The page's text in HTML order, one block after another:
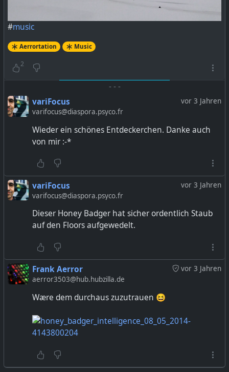
#music
Aerrortation Music
2
- - -
vor 3 Jahren
variFocus
varifocus@diaspora.psyco.fr
Wieder ein schönes Entdeckerchen. Danke auch
von mir :-*
vor 3 Jahren
variFocus
varifocus@diaspora.psyco.fr
Dieser Honey Badger hat sicher ordentlich Staub
auf den Floors aufgewedelt.
vor 3 Jahren
Frank Aerror
aerror3503@hub.hubzilla.de
Wære dem durchaus zuzutrauen 😆